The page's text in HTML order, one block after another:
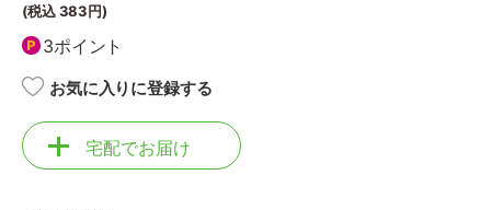
(税込383円)
3ポイント
お気に入りに登録する
宅配でお届け